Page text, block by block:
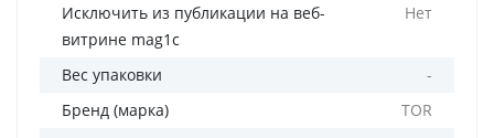
Исключить из публикации на веб-
витрине mag1c
Нет
Вес упаковки
-
Бренд (марка)
TOR